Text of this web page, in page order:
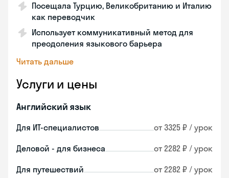
Посещала Турцию, Великобританию и Италию
как переводчик
Использует коммуникативный метод для
преодоления языкового барьера
Читать дальше
Услуги и цены
Английский язык
Для ИТ-специалистов от 3325 ₽ / урок
Деловой - для бизнеса от 2282 ₽ / урок
Для путешествий от 2282 ₽ / урок